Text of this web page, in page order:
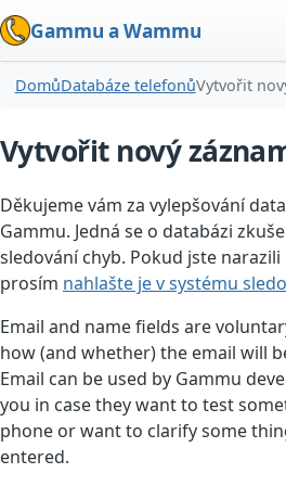
Gammu a Wammu
DomůDatabáze telefonůVytvořit
Vytvořit nový
Děkujeme vám za vylepšování
Gammu. Jedná se o databázi
sledování chyb. Pokud jste
prosím nahlašte je v systému
Email and name fields are
how (and whether) the email will
Email can be used by Gammu
you in case they want to test
phone or want to clarify some
entered.